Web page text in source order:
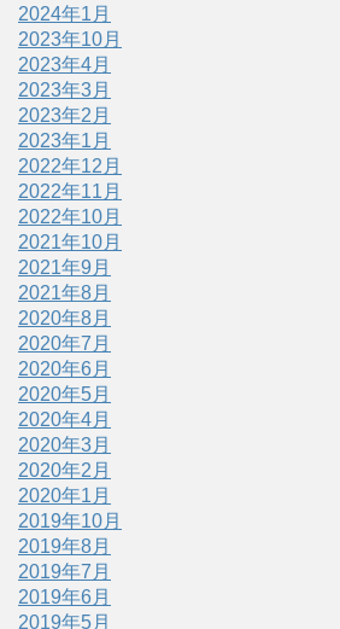
2024年1月
2023年10月
2023年4月
2023年3月
2023年2月
2023年1月
2022年12月
2022年11月
2022年10月
2021年10月
2021年9月
2021年8月
2020年8月
2020年7月
2020年6月
2020年5月
2020年4月
2020年3月
2020年2月
2020年1月
2019年10月
2019年8月
2019年7月
2019年6月
2019年5月